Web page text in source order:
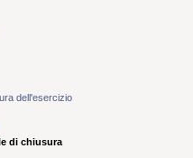
dell'esercizio
di chiusura